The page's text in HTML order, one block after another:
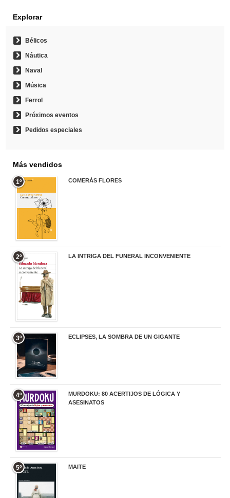
Explorar
Bélicos
Náutica
Naval
Música
Ferrol
Próximos eventos
Pedidos especiales
Más vendidos
1º COMERÁS FLORES
2º LA INTRIGA DEL FUNERAL INCONVENIENTE
3º ECLIPSES, LA SOMBRA DE UN GIGANTE
4º
MURDOKU: 80 ACERTIJOS DE LÓGICA Y
ASESINATOS
5º MAITE